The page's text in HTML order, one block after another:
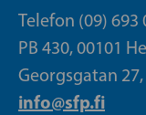
Telefon (09) 693
PB 430, 00101
Georgsgatan
info@sfp.fi